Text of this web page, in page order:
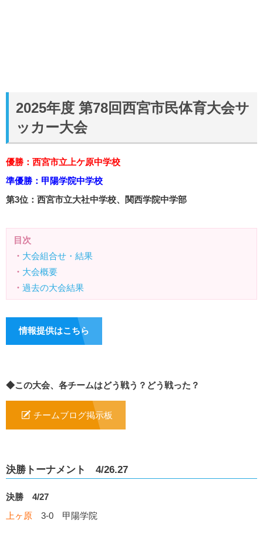
2025年度 第78回西宮市民体育大会サ
ッカー大会
優勝：西宮市立上ケ原中学校
準優勝：甲陽学院中学校
第3位：西宮市立大社中学校、関西学院中学部
目次
・ 大会組合せ・結果
・ 大会概要
・ 過去の大会結果
情報提供はこちら
◆この大会、各チームはどう戦う？どう戦った？
チームブログ掲示板
決勝トーナメント 4/26.27
決勝 4/27
上ヶ原 3-0 甲陽学院